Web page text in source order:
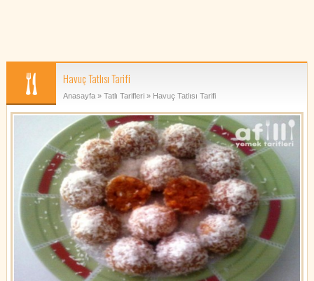
Havuç Tatlısı Tarifi
Anasayfa» Tatlı Tarifleri» Havuç Tatlısı Tarifi